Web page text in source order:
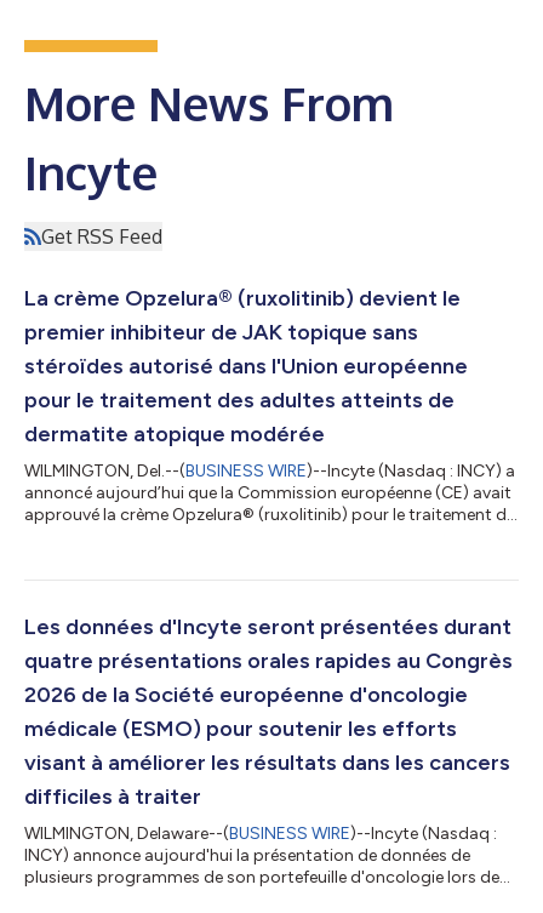
More News From
Incyte
Get RSS Feed
La crème Opzelura® (ruxolitinib) devient le
premier inhibiteur de JAK topique sans
stéroïdes autorisé dans l'Union européenne
pour le traitement des adultes atteints de
dermatite atopique modérée
WILMINGTON, Del.--(BUSINESS WIRE)--Incyte (Nasdaq : INCY) a
annoncé aujourd’hui que la Commission européenne (CE) avait
approuvé la crème Opzelura® (ruxolitinib) pour le traitement de
topiques de la calcineurine ne sont pas suffisants ou ne
Commission européenne constitue une étape importante pour
les adultes européens atteint...
Les données d'Incyte seront présentées durant
quatre présentations orales rapides au Congrès
2026 de la Société européenne d'oncologie
médicale (ESMO) pour soutenir les efforts
visant à améliorer les résultats dans les cancers
difficiles à traiter
WILMINGTON, Delaware--(BUSINESS WIRE)--Incyte (Nasdaq :
INCY) annonce aujourd'hui la présentation de données de
plusieurs programmes de son portefeuille d'oncologie lors de